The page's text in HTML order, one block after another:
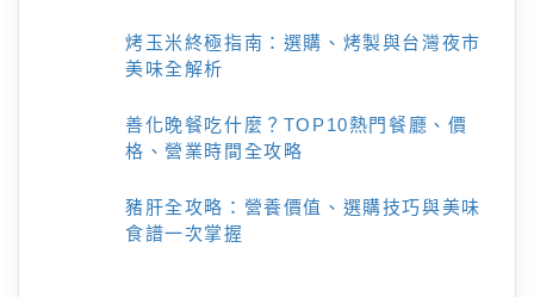
烤玉米終極指南：選購、烤製與台灣夜市
美味全解析
善化晚餐吃什麼？TOP10熱門餐廳、價
格、營業時間全攻略
豬肝全攻略：營養價值、選購技巧與美味
食譜一次掌握